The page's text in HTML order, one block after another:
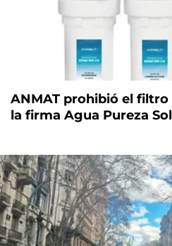
ANMAT prohibió el
la firma Agua Pureza